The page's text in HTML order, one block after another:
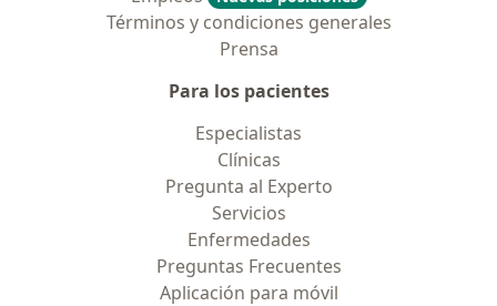
Términos y condiciones generales
Prensa
Para los pacientes
Especialistas
Clínicas
Pregunta al Experto
Servicios
Enfermedades
Preguntas Frecuentes
Aplicación para móvil